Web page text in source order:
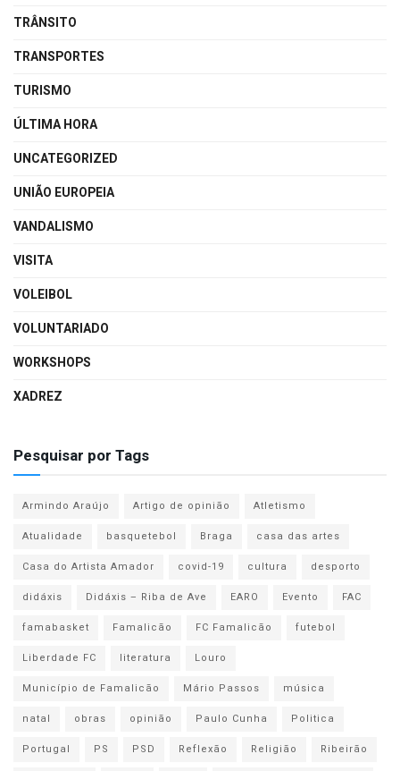
TRÂNSITO
TRANSPORTES
TURISMO
ÚLTIMA HORA
UNCATEGORIZED
UNIÃO EUROPEIA
VANDALISMO
VISITA
VOLEIBOL
VOLUNTARIADO
WORKSHOPS
XADREZ
Pesquisar por Tags
Armindo Araújo Artigo de opinião
Atletismo
Atualidade
basquetebol Braga
casa das artes
Casa do Artista Amador
covid-19 cultura
desporto
didáxis
Didáxis – Riba de Ave EARO Evento
FAC
famabasket
Famalicão FC Famalicão
futebol
Liberdade FC
literatura
Louro
Município de Famalicão
Mário Passos
música
natal
obras opinião Paulo Cunha
Politica
Portugal
PS PSD Reflexão Religião
Ribeirão